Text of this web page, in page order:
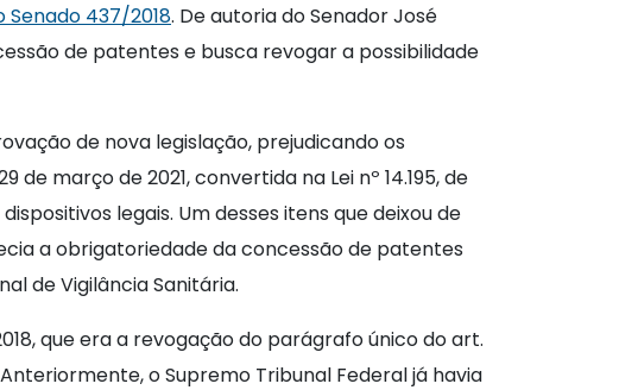
Senado 437/2018. De autoria do Senador José
de patentes e busca revogar a possibilidade
de nova legislação, prejudicando os
de março de 2021, convertida na Lei nº 14.195, de
legais. Um desses itens que deixou de
a obrigatoriedade da concessão de patentes
de Vigilância Sanitária.
que era a revogação do parágrafo único do art.
o Supremo Tribunal Federal já havia